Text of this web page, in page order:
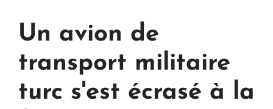
Un avion de
transport militaire
turc s'est écrasé à la